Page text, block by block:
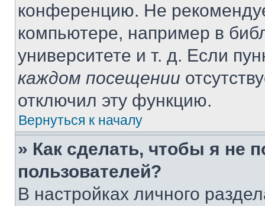
конференцию. Не
компьютере, например в
университете и т. д. Если
каждом посещении
отключил эту функцию.
Вернуться к началу
» Как сделать, чтобы я не
пользователей?
В настройках личного